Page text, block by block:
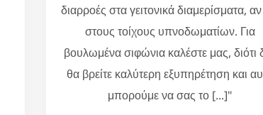
διαρροές στα γειτονικά διαμερίσματα, αν
στους τοίχους υπνοδωματίων. Για
βουλωμένα σιφώνια καλέστε μας, διότι
θα βρείτε καλύτερη εξυπηρέτηση και
μπορούμε να σας το [...]"